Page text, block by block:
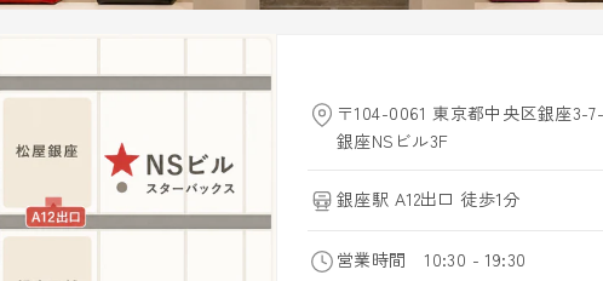
〒104-0061 東京都中央区銀座3-
銀座NSビル3F
銀座駅 A12出口 徒歩1分
営業時間 10:30 - 19:30